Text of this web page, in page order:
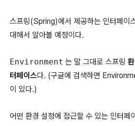
스프링(Spring)에서 제공하는 인터페이
대해서 알아볼 예정이다.
Environment 는 말 그대로 스프링
터페이스다. (구글에 검색하면
이 있다.)
어떤 환경 설정에 접근할 수 있는 인터페